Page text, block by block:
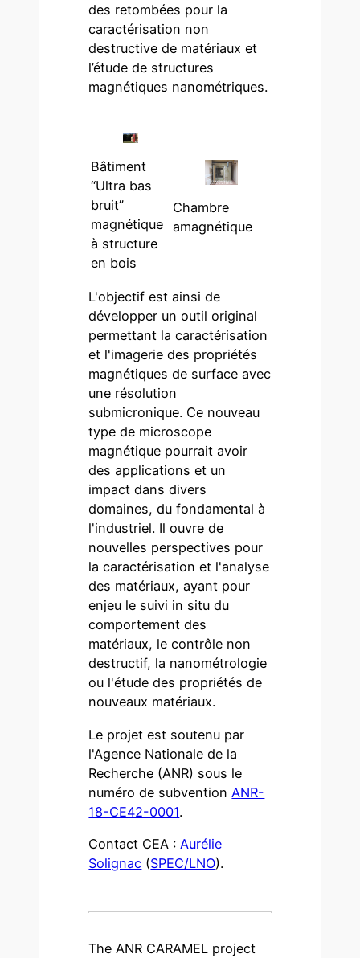
des retombées pour la
caractérisation non
destructive de matériaux et
l’étude de structures
magnétiques nanométriques.
Bâtiment
“Ultra bas
bruit”
magnétique
à structure
en bois
Chambre
amagnétique
L'objectif est ainsi de
développer un outil original
permettant la caractérisation
et l'imagerie des propriétés
magnétiques de surface avec
une résolution
submicronique. Ce nouveau
type de microscope
magnétique pourrait avoir
des applications et un
impact dans divers
domaines, du fondamental à
l'industriel. Il ouvre de
nouvelles perspectives pour
la caractérisation et l'analyse
des matériaux, ayant pour
enjeu le suivi in situ du
comportement des
matériaux, le contrôle non
destructif, la nanométrologie
ou l'étude des propriétés de
nouveaux matériaux.
Le projet est soutenu par
l'Agence Nationale de la
Recherche (ANR) sous le
numéro de subvention ANR-
18-CE42-0001.
Contact CEA : Aurélie
Solignac (SPEC/LNO).
The ANR CARAMEL project